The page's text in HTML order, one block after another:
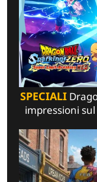
SPECIALI
impressioni